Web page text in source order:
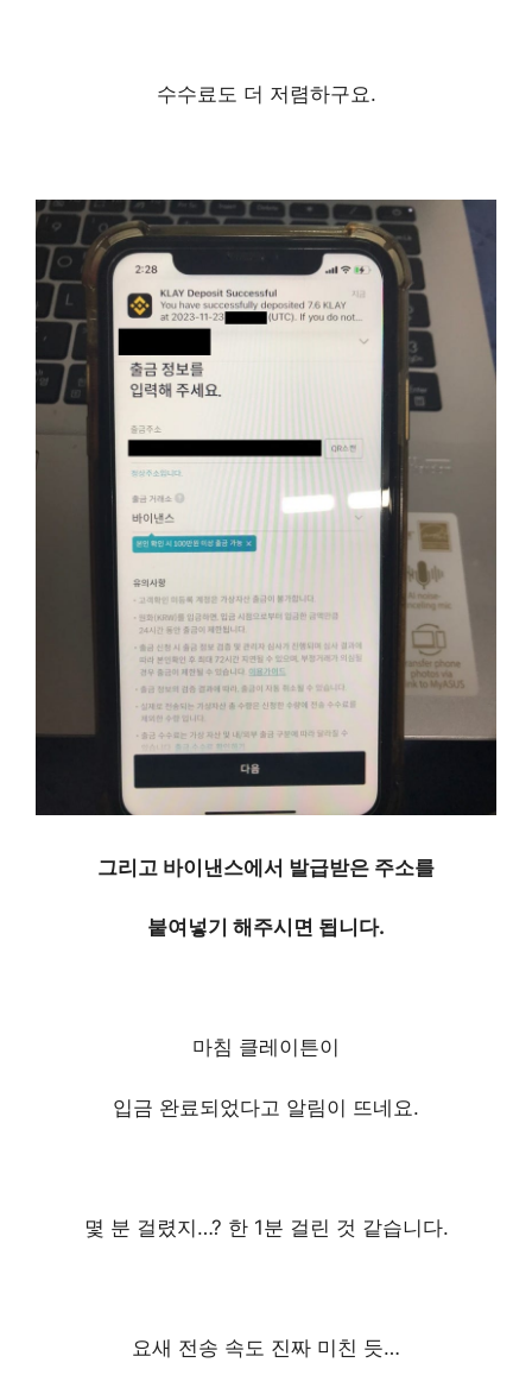
수수료도 더 저렴하구요.
그리고 바이낸스에서 발급받은 주소를
붙여넣기 해주시면 됩니다.
마침 클레이튼이
입금 완료되었다고 알림이 뜨네요.
몇 분 걸렸지…? 한 1분 걸린 것 같습니다.
요새 전송 속도 진짜 미친 듯…